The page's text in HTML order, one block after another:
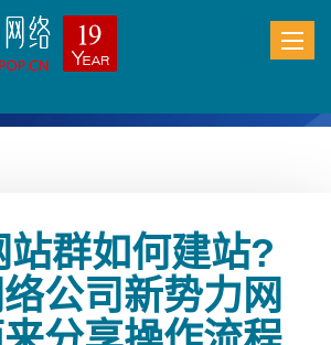
站群如何建站?
公司新势力网